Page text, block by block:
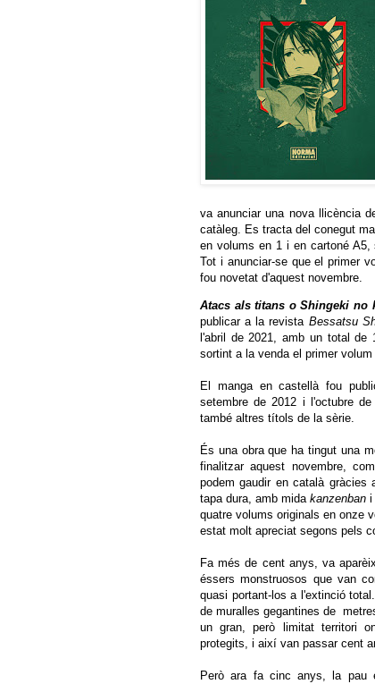
va anunciar una nova llicència
catàleg. Es tracta del conegut
en volums en 1 i en cartoné
Tot i anunciar-se que el primer
fou novetat d'aquest novembre.
Atacs als titans o Shingeki
publicar a la revista Bessatsu
l'abril de 2021, amb un total
sortint a la venda el primer
El manga en castellà fou
setembre de 2012 i l'octubre
també altres títols de la sèrie.
És una obra que ha tingut una
finalitzar aquest novembre,
podem gaudir en català gràcies
tapa dura, amb midakanzenban i
quatre volums originals en onze
estat molt apreciat segons pels
Fa més de cent anys, va
éssers monstruosos que van
quasi portant-los a l'extinció
de muralles gegantines de
un gran, però limitat territori
protegits, i així van passar cent
Però ara fa cinc anys, la pau